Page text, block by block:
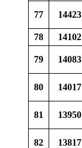
77 14423
78
14102
79 14083
80 14017
81 13950
82 13817